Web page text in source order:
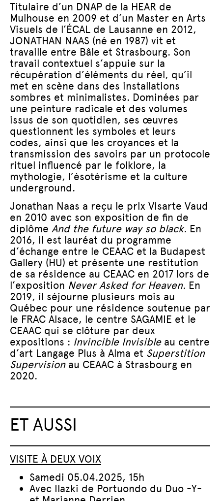
Titulaire d’un DNAP de la HEAR de
Mulhouse en 2009 et d’un Master en Arts
Visuels de l’ÉCAL de Lausanne en 2012,
JONATHAN NAAS (né en 1987) vit et
travaille entre Bâle et Strasbourg. Son
travail contextuel s’appuie sur la
récupération d’éléments du réel, qu’il
met en scène dans des installations
sombres et minimalistes. Dominées par
une peinture radicale et des volumes
issus de son quotidien, ses œuvres
questionnent les symboles et leurs
codes, ainsi que les croyances et la
transmission des savoirs par un protocole
rituel influencé par le folklore, la
mythologie, l’ésotérisme et la culture
underground.
Jonathan Naas a reçu le prix Visarte Vaud
en 2010 avec son exposition de fin de
diplôme And the future way so black. En
2016, il est lauréat du programme
d’échange entre le CEAAC et la Budapest
Gallery (HU) et présente une restitution
de sa résidence au CEAAC en 2017 lors de
l’exposition Never Asked for Heaven. En
2019, il séjourne plusieurs mois au
Québec pour une résidence soutenue par
le FRAC Alsace, le centre SAGAMIE et le
CEAAC qui se clôture par deux
expositions : Invincible Invisible au centre
d’art Langage Plus à Alma et Superstition
Supervision au CEAAC à Strasbourg en
2020.
ET AUSSI
VISITE À DEUX VOIX
Samedi 05.04.2025, 15h
Avec Ilazki de Portuondo du Duo -Y-